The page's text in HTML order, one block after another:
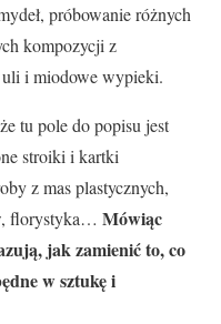
próbowanie różnych
kompozycji z
i miodowe wypieki.
tu pole do popisu jest
stroiki i kartki
z mas plastycznych,
florystyka… Mówiąc
jak zamienić to, co
w sztukę i